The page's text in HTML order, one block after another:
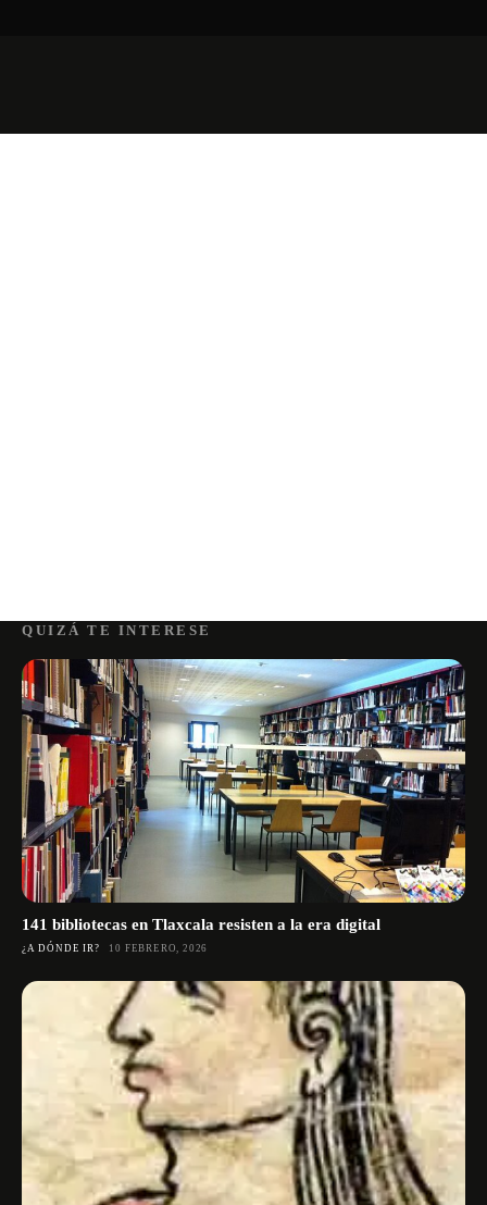
QUIZÁ TE INTERESE
141 bibliotecas en Tlaxcala resisten a la era digital
¿A DÓNDE IR? 10 FEBRERO, 2026